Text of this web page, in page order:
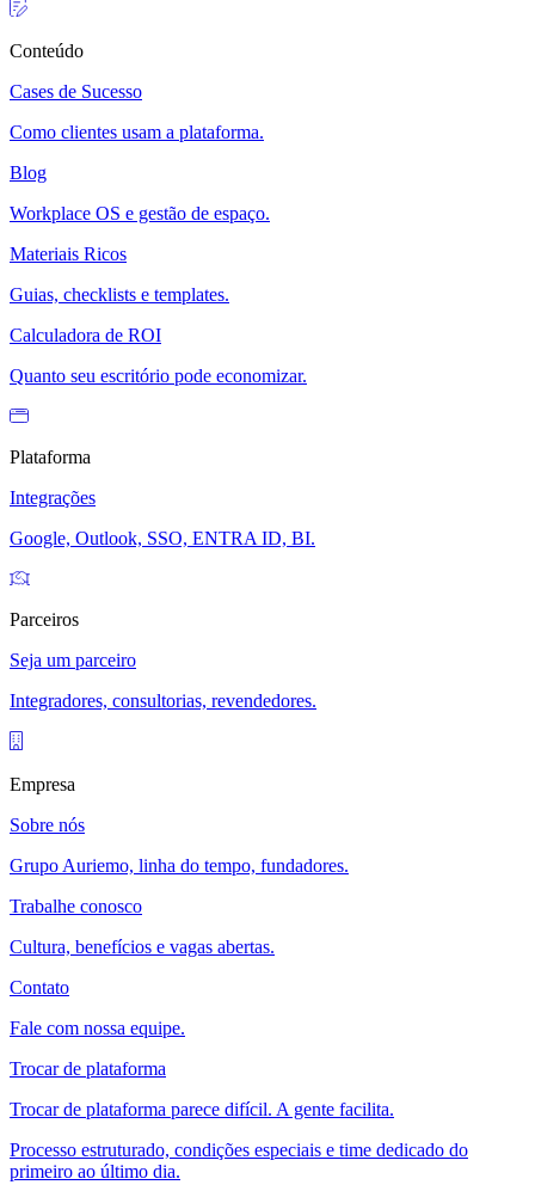
Conteúdo
Cases de Sucesso
Como clientes usam a plataforma.
Blog
Workplace OS e gestão de espaço.
Materiais Ricos
Guias, checklists e templates.
Calculadora de ROI
Quanto seu escritório pode economizar.
Plataforma
Integrações
Google, Outlook, SSO, ENTRA ID, BI.
Parceiros
Seja um parceiro
Integradores, consultorias, revendedores.
Empresa
Sobre nós
Grupo Auriemo, linha do tempo, fundadores.
Trabalhe conosco
Cultura, benefícios e vagas abertas.
Contato
Fale com nossa equipe.
Trocar de plataforma
Trocar de plataforma parece difícil. A gente facilita.
Processo estruturado, condições especiais e time dedicado do
primeiro ao último dia.